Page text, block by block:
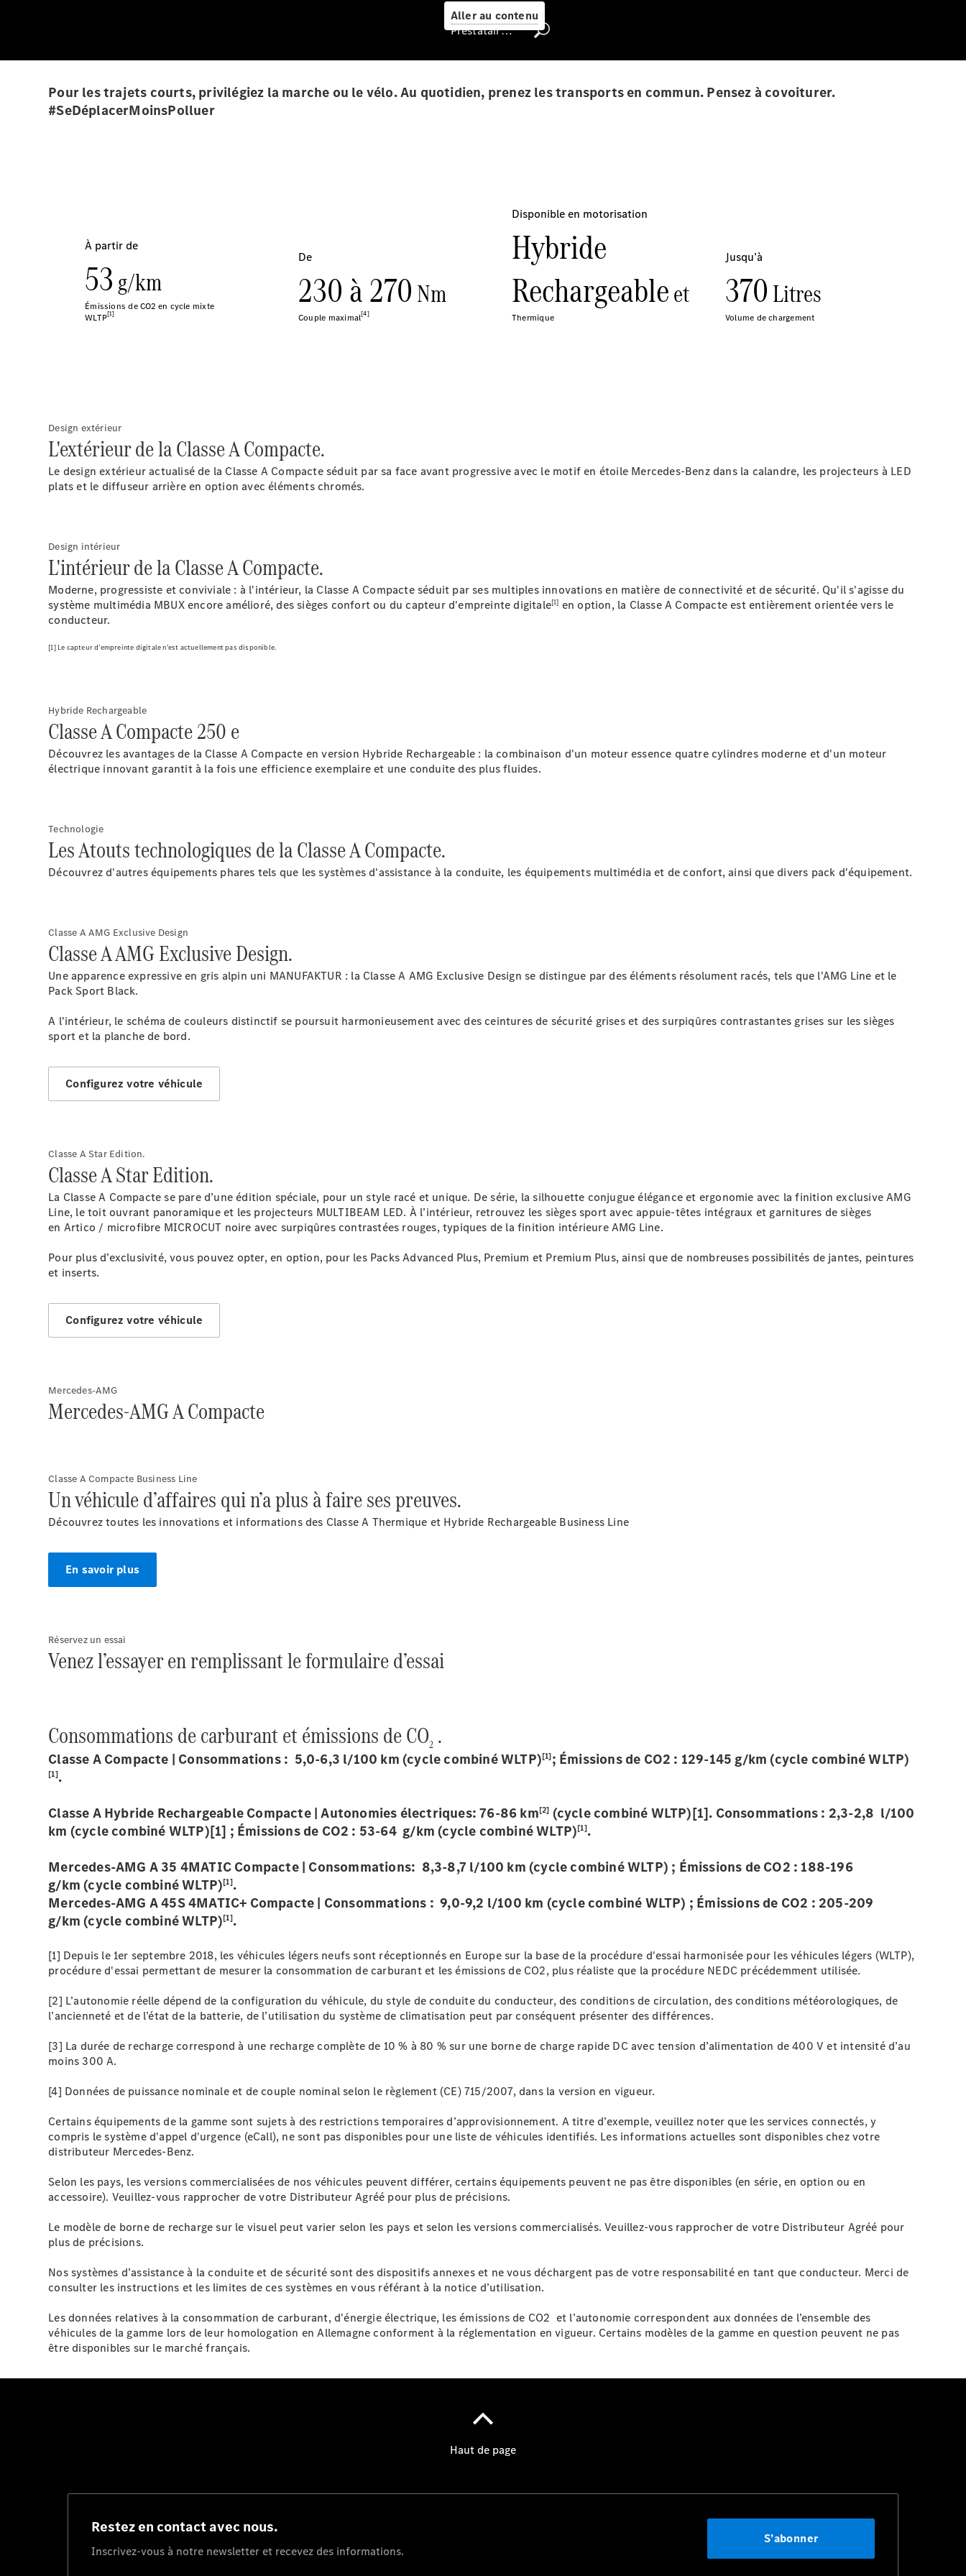
Aller au contenu
véhicule
Rechercher
Après-Vente
Benz
Services
Prendre un
rendez-
Notre
Groupe
Score
Protection des
données
Prestataire / Protection des données
Pour les trajets courts, privilégiez la marche ou le vélo. Au quotidien, prenez les transports en commun. Pensez à covoiturer.
#SeDéplacerMoinsPolluer
Design extérieur
L'extérieur de la Classe A Compacte.
Le design extérieur actualisé de la Classe A Compacte séduit par sa face avant progressive avec le motif en étoile Mercedes-Benz dans la calandre, les projecteurs à LED
plats et le diffuseur arrière en option avec éléments chromés.
Design intérieur
L'intérieur de la Classe A Compacte.
Moderne, progressiste et conviviale : à l'intérieur, la Classe A Compacte séduit par ses multiples innovations en matière de connectivité et de sécurité. Qu'il s'agisse du
système multimédia MBUX encore amélioré, des sièges confort ou du capteur d'empreinte digitale[1] en option, la Classe A Compacte est entièrement orientée vers le
conducteur.
[1] Le capteur d’empreinte digitale n’est actuellement pas disponible.
Hybride Rechargeable
Classe A Compacte 250 e
Découvrez les avantages de la Classe A Compacte en version Hybride Rechargeable : la combinaison d'un moteur essence quatre cylindres moderne et d'un moteur
électrique innovant garantit à la fois une efficience exemplaire et une conduite des plus fluides.
Technologie
Les Atouts technologiques de la Classe A Compacte.
Découvrez d'autres équipements phares tels que les systèmes d'assistance à la conduite, les équipements multimédia et de confort, ainsi que divers pack d'équipement.
Classe A AMG Exclusive Design​
Classe A AMG Exclusive Design​.
Une apparence expressive en gris alpin uni MANUFAKTUR : la Classe A AMG Exclusive Design se distingue par des éléments résolument racés, tels que l'AMG Line et le
Pack Sport Black.
A l'intérieur, le schéma de couleurs distinctif se poursuit harmonieusement avec des ceintures de sécurité grises et des surpiqûres contrastantes grises sur les sièges
sport et la planche de bord.​
Configurez votre véhicule
Classe A Star Edition.
Classe A Star Edition.
La Classe A Compacte se pare d’une édition spéciale, pour un style racé et unique. De série, la silhouette conjugue élégance et ergonomie avec la finition exclusive AMG
Line, le toit ouvrant panoramique et les projecteurs MULTIBEAM LED. À l’intérieur, retrouvez les sièges sport avec appuie-têtes intégraux et garnitures de sièges
en Artico / microfibre MICROCUT noire avec surpiqûres contrastées rouges, typiques de la finition intérieure AMG Line.
Pour plus d’exclusivité, vous pouvez opter, en option, pour les Packs Advanced Plus, Premium et Premium Plus, ainsi que de nombreuses possibilités de jantes, peintures
et inserts.
Configurez votre véhicule
Mercedes-AMG
Mercedes-AMG A Compacte
Classe A Compacte Business Line
Un véhicule d’affaires qui n’a plus à faire ses preuves.
Découvrez toutes les innovations et informations des Classe A Thermique et Hybride Rechargeable Business Line
En savoir plus
Réservez un essai
Venez l’essayer en remplissant le formulaire d’essai
Consommations de carburant et émissions de CO2 .
Classe A Compacte | Consommations : 5,0-6,3 l/100 km (cycle combiné WLTP)[1]; Émissions de CO2 : 129-145 g/km (cycle combiné WLTP)
[1].
Classe A Hybride Rechargeable Compacte | Autonomies électriques: 76-86 km[2] (cycle combiné WLTP)[1]. Consommations : 2,3-2,8 l/100
km (cycle combiné WLTP)[1] ; Émissions de CO2 : 53-64 g/km (cycle combiné WLTP)[1].
Mercedes-AMG A 35 4MATIC Compacte | Consommations: 8,3-8,7 l/100 km (cycle combiné WLTP) ; Émissions de CO2 : 188-196
g/km (cycle combiné WLTP)[1].
Mercedes-AMG A 45S 4MATIC+ Compacte | Consommations : 9,0-9,2 l/100 km (cycle combiné WLTP) ; Émissions de CO2 : 205-209
g/km (cycle combiné WLTP)[1].
[1] Depuis le 1er septembre 2018, les véhicules légers neufs sont réceptionnés en Europe sur la base de la procédure d'essai harmonisée pour les véhicules légers (WLTP),
procédure d'essai permettant de mesurer la consommation de carburant et les émissions de CO2, plus réaliste que la procédure NEDC précédemment utilisée.
[2] L’autonomie réelle dépend de la configuration du véhicule, du style de conduite du conducteur, des conditions de circulation, des conditions météorologiques, de
l’ancienneté et de l’état de la batterie, de l’utilisation du système de climatisation peut par conséquent présenter des différences.
[3] La durée de recharge correspond à une recharge complète de 10 % à 80 % sur une borne de charge rapide DC avec tension d’alimentation de 400 V et intensité d’au
moins 300 A.
[4] Données de puissance nominale et de couple nominal selon le règlement (CE) 715/2007, dans la version en vigueur.
Certains équipements de la gamme sont sujets à des restrictions temporaires d’approvisionnement. A titre d’exemple, veuillez noter que les services connectés, y
compris le système d'appel d'urgence (eCall), ne sont pas disponibles pour une liste de véhicules identifiés. Les informations actuelles sont disponibles chez votre
distributeur Mercedes-Benz.
Selon les pays, les versions commercialisées de nos véhicules peuvent différer, certains équipements peuvent ne pas être disponibles (en série, en option ou en
accessoire). Veuillez-vous rapprocher de votre Distributeur Agréé pour plus de précisions.
Le modèle de borne de recharge sur le visuel peut varier selon les pays et selon les versions commercialisés. Veuillez-vous rapprocher de votre Distributeur Agréé pour
plus de précisions.
Nos systèmes d’assistance à la conduite et de sécurité sont des dispositifs annexes et ne vous déchargent pas de votre responsabilité en tant que conducteur. Merci de
consulter les instructions et les limites de ces systèmes en vous référant à la notice d’utilisation.
Les données relatives à la consommation de carburant, d'énergie électrique, les émissions de CO2 et l’autonomie correspondent aux données de l’ensemble des
véhicules de la gamme lors de leur homologation en Allemagne conforment à la réglementation en vigueur. Certains modèles de la gamme en question peuvent ne pas
être disponibles sur le marché français.